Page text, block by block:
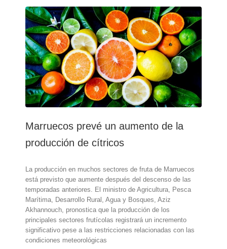
en
el
tercer
mayor
exportador
de
mandarinas
Marruecos prevé un aumento de la
producción de cítricos
La producción en muchos sectores de fruta de Marruecos
está previsto que aumente después del descenso de las
temporadas anteriores. El ministro de Agricultura, Pesca
Marítima, Desarrollo Rural, Agua y Bosques, Aziz
Akhannouch, pronostica que la producción de los
principales sectores frutícolas registrará un incremento
significativo pese a las restricciones relacionadas con las
condiciones meteorológicas